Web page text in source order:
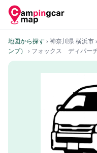
地図から探す› 神奈川県 横浜市›
ンプ） › フォックス ディパー